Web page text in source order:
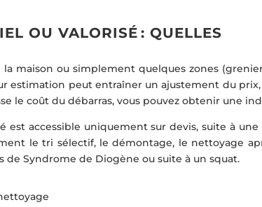
OU VALORISÉ : QUELLES
maison ou simplement quelques zones
estimation peut entraîner un ajustement du
le coût du débarras, vous pouvez obtenir une
est accessible uniquement sur devis, suite à
le tri sélectif, le démontage, le nettoyage
de Syndrome de Diogène ou suite à un squat.